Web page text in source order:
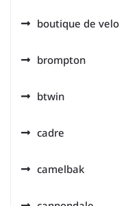
boutique de velo
brompton
btwin
cadre
camelbak